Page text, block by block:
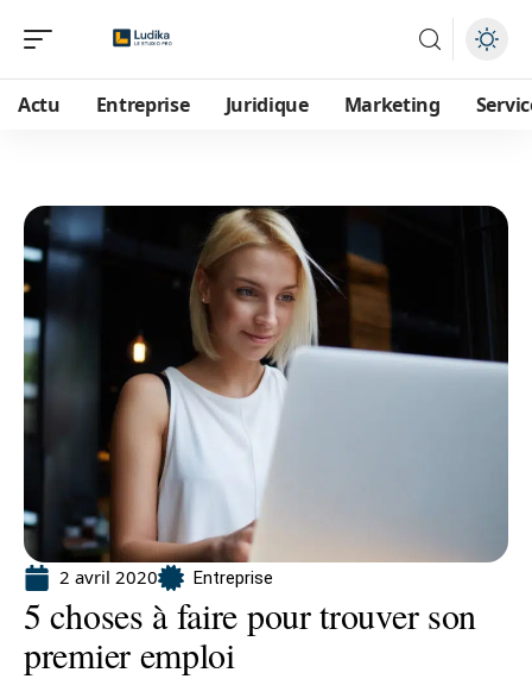
Actu Entreprise Juridique Marketing
2 avril 2020 Entreprise
5 choses à faire pour trouver son
premier emploi